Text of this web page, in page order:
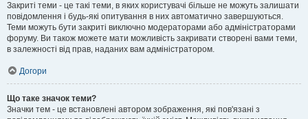
Закриті теми - це такі теми, в яких користувачі більше не можуть залишати
повідомлення і будь-які опитування в них автоматично завершуються.
Теми можуть бути закриті виключно модераторами або адміністраторами
форуму. Ви також можете мати можливість закривати створені вами теми,
в залежності від прав, наданих вам адміністратором.
Догори
Що таке значок теми?
Значки тем - це встановлені автором зображення, які пов'язані з